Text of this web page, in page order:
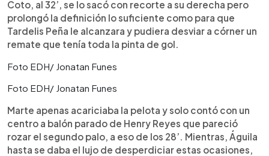
Coto, al 32’, se lo sacó con recorte a su derecha pero
prolongó la definición lo suficiente como para que
Tardelis Peña le alcanzara y pudiera desviar a córner un
remate que tenía toda la pinta de gol.
Foto EDH/ Jonatan Funes
Foto EDH/ Jonatan Funes
Marte apenas acariciaba la pelota y solo contó con un
centro a balón parado de Henry Reyes que pareció
rozar el segundo palo, a eso de los 28’. Mientras, Águila
hasta se daba el lujo de desperdiciar estas ocasiones,